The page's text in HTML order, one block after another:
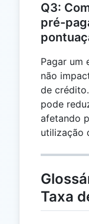
Q3:
pré-
Pagar um
não
de
pode
afetando
utilização
Taxa